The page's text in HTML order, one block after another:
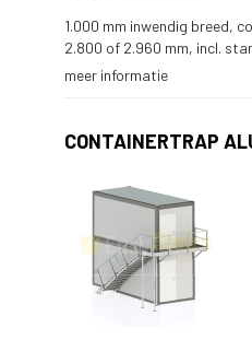
1.000 mm inwendig breed,
2.800 of 2.960 mm, incl.
meer informatie
CONTAINERTRAP